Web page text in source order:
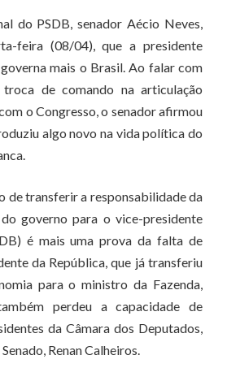
do PSDB, senador Aécio Neves,
feira (08/04), que a presidente
mais o Brasil. Ao falar com
de comando na articulação
o Congresso, o senador afirmou
algo novo na vida política do
de transferir a responsabilidade da
governo para o vice-presidente
é mais uma prova da falta de
da República, que já transferiu
para o ministro da Fazenda,
perdeu a capacidade de
da Câmara dos Deputados,
Renan Calheiros.